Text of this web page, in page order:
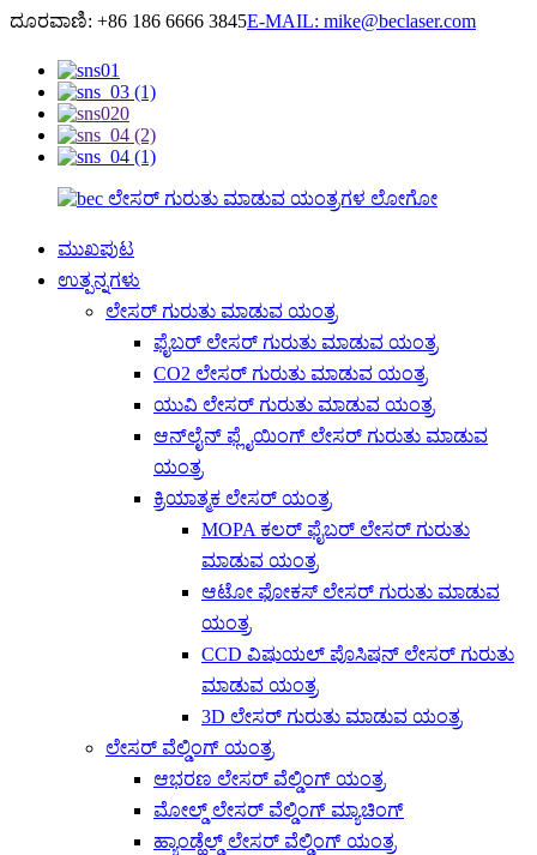
ದೂರವಾಣಿ: +86 186 6666 3845E-MAIL: mike@beclaser.com
ಮುಖಪುಟ
ಉತ್ಪನ್ನಗಳು
ಲೇಸರ್ ಗುರುತು ಮಾಡುವ ಯಂತ್ರ
ಫೈಬರ್ ಲೇಸರ್ ಗುರುತು ಮಾಡುವ ಯಂತ್ರ
CO2 ಲೇಸರ್ ಗುರುತು ಮಾಡುವ ಯಂತ್ರ
ಯುವಿ ಲೇಸರ್ ಗುರುತು ಮಾಡುವ ಯಂತ್ರ
ಆನ್‌ಲೈನ್ ಫ್ಲೈಯಿಂಗ್ ಲೇಸರ್ ಗುರುತು ಮಾಡುವ
ಯಂತ್ರ
ಕ್ರಿಯಾತ್ಮಕ ಲೇಸರ್ ಯಂತ್ರ
MOPA ಕಲರ್ ಫೈಬರ್ ಲೇಸರ್ ಗುರುತು
ಮಾಡುವ ಯಂತ್ರ
ಆಟೋ ಫೋಕಸ್ ಲೇಸರ್ ಗುರುತು ಮಾಡುವ
ಯಂತ್ರ
CCD ವಿಷುಯಲ್ ಪೊಸಿಷನ್ ಲೇಸರ್ ಗುರುತು
ಮಾಡುವ ಯಂತ್ರ
3D ಲೇಸರ್ ಗುರುತು ಮಾಡುವ ಯಂತ್ರ
ಲೇಸರ್ ವೆಲ್ಡಿಂಗ್ ಯಂತ್ರ
ಆಭರಣ ಲೇಸರ್ ವೆಲ್ಡಿಂಗ್ ಯಂತ್ರ
ಮೋಲ್ಡ್ ಲೇಸರ್ ವೆಲ್ಡಿಂಗ್ ಮ್ಯಾಚಿಂಗ್
ಹ್ಯಾಂಡ್ಹೆಲ್ಡ್ ಲೇಸರ್ ವೆಲ್ಡಿಂಗ್ ಯಂತ್ರ